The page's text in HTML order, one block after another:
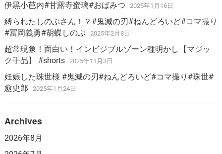
伊黒小芭内#甘露寺蜜璃#おばみつ
2025年1月16日
縛られたしのぶさん！？#鬼滅の刃#ねんどろいど#コマ撮り
#冨岡義勇#胡蝶しのぶ
2025年2月8日
超常現象！面白い！インビジブルゾーン種明かし【マジッ
ク手品】 #shorts
2025年11月3日
妊娠した珠世様 #鬼滅の刃#ねんどろいど#コマ撮り#珠世#
愈史郎
2025年1月24日
Archives
2026年8月